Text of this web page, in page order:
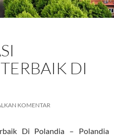
DI
KOMENTAR
Di Polandia – Polandia